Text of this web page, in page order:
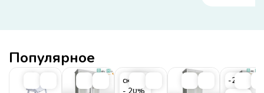
Популярное
скидка
-20%